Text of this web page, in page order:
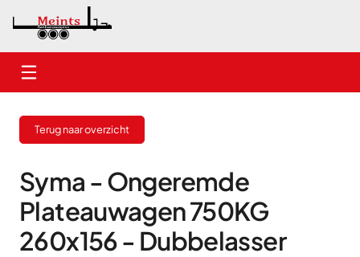
Nieuwe aanhangwagens
Gebruikte aanhangwagens
Verhuur
Onderhoud
Terug naar overzicht
Syma - Ongeremde
Plateauwagen 750KG
260x156 - Dubbelasser